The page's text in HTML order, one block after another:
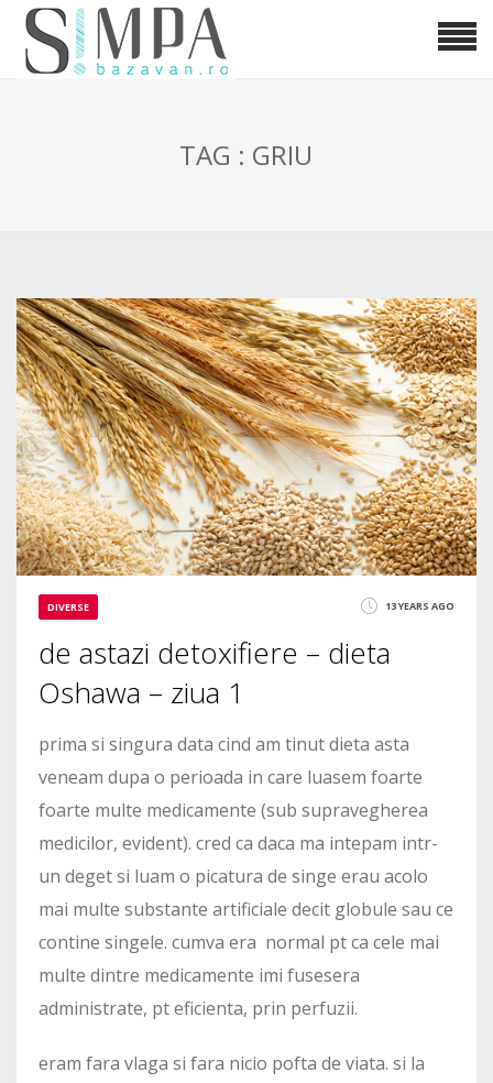
TAG : GRIU
DIVERSE 13 YEARS AGO
de astazi detoxifiere – dieta
Oshawa – ziua 1
prima si singura data cind am tinut dieta asta
veneam dupa o perioada in care luasem foarte
foarte multe medicamente (sub supravegherea
medicilor, evident). cred ca daca ma intepam intr-
un deget si luam o picatura de singe erau acolo
mai multe substante artificiale decit globule sau ce
contine singele. cumva era normal pt ca cele mai
multe dintre medicamente imi fusesera
administrate, pt eficienta, prin perfuzii.
eram fara vlaga si fara nicio pofta de viata. si la